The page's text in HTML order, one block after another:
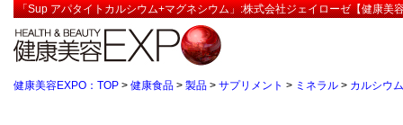
「Sup アパタイトカルシウム+マグネシウム」:株式会社ジェイローゼ【健康美
健康美容EXPO：TOP > 健康食品 > 製品 > サプリメント > ミネラル > カルシウム